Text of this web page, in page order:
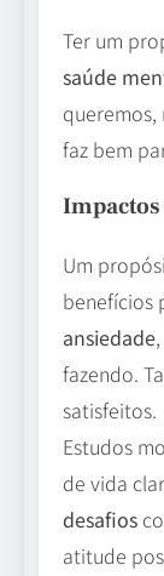
Ter um
saúde
queremos,
faz bem
Um
benefícios
ansiedade
fazendo.
satisfeitos.
Estudos
de vida
desafios
atitude